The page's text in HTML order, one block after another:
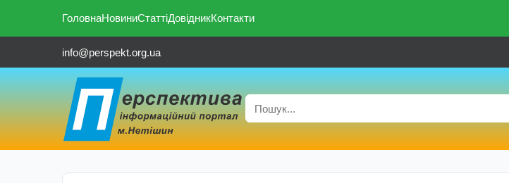
ГоловнаНовиниСтаттіДовідникКонтакти
info@perspekt.org.ua